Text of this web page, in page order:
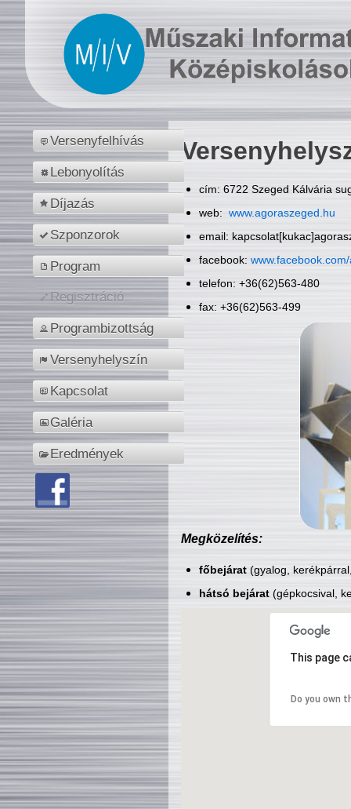
Versenyfelhívás
Lebonyolítás
Díjazás
Szponzorok
Program
Regisztráció
Programbizottság
Versenyhelyszín
Kapcsolat
Galéria
Eredmények
cím: 6722 Szeged Kálvária
web: www.agoraszeged.hu
email:
facebook:
telefon: +36(62)563-480
fax: +36(62)563-499
Megközelítés:
főbejárat(gyalog,
hátsó bejárat(gépkocsival,
This page
Do you own